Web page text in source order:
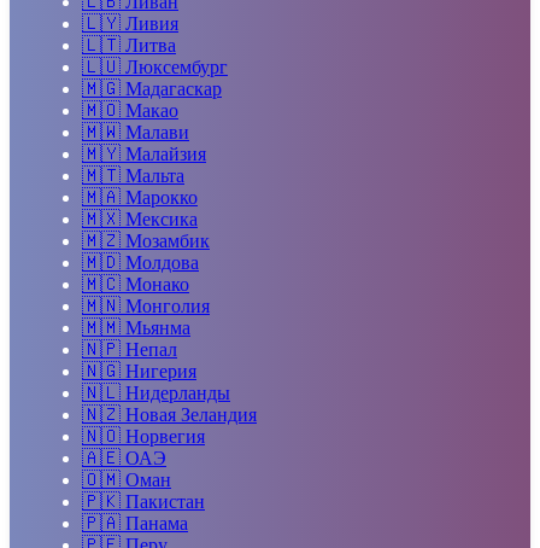
🇱🇾 Ливия
🇱🇹 Литва
🇱🇺 Люксембург
🇲🇬 Мадагаскар
🇲🇴 Макао
🇲🇼 Малави
🇲🇾 Малайзия
🇲🇹 Мальта
🇲🇦 Марокко
🇲🇽 Мексика
🇲🇿 Мозамбик
🇲🇩 Молдова
🇲🇨 Монако
🇲🇳 Монголия
🇲🇲 Мьянма
🇳🇵 Непал
🇳🇬 Нигерия
🇳🇱 Нидерланды
🇳🇿 Новая Зеландия
🇳🇴 Норвегия
🇦🇪 ОАЭ
🇴🇲 Оман
🇵🇰 Пакистан
🇵🇦 Панама